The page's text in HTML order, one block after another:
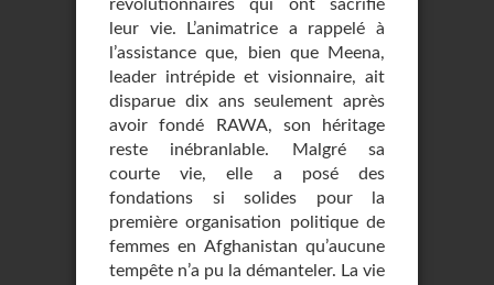
révolutionnaires qui ont sacrifié
leur vie. L’animatrice a rappelé à
l’assistance que, bien que Meena,
leader intrépide et visionnaire, ait
disparue dix ans seulement après
avoir fondé RAWA, son héritage
reste inébranlable. Malgré sa
courte vie, elle a posé des
fondations si solides pour la
première organisation politique de
femmes en Afghanistan qu’aucune
tempête n’a pu la démanteler. La vie